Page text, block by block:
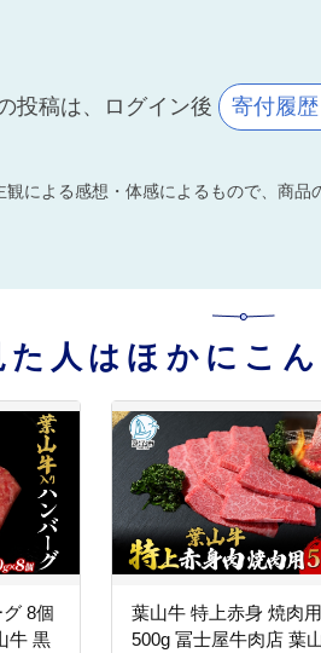
投稿は、ログイン後 寄付履歴
による感想・体感によるもので、商品
人はほかにこ
8個
牛 黒
葉山牛 特上赤身 焼肉用
500g 冨士屋牛肉店 葉